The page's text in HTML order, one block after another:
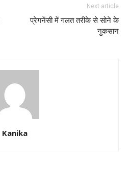
Next article
प्रेगनेंसी में गलत तरीके से सोने के
नुकसान
Kanika